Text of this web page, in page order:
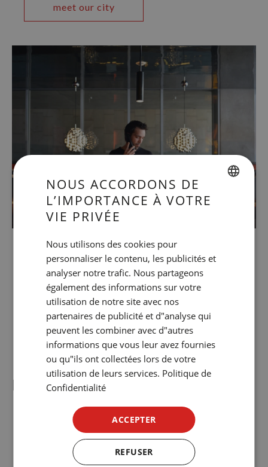
meet our city
At NN Hotels
Discover the experiences that await you at our
hotels
Discover now
Find us on Spotify
SPANISH
GERMAN
RUSSIAN
NOUS ACCORDONS DE
L’IMPORTANCE À VOTRE
VIE PRIVÉE
Nous utilisons des cookies pour
personnaliser le contenu, les publicités et
analyser notre trafic. Nous partageons
également des informations sur votre
utilisation de notre site avec nos
partenaires de publicité et d"analyse qui
peuvent les combiner avec d"autres
informations que vous leur avez fournies
ou qu"ils ont collectées lors de votre
utilisation de leurs services. Politique de
Confidentialité
ACCEPTER
REFUSER